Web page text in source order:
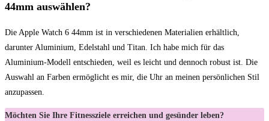
44mm auswählen?
Die⁤ Apple Watch 6 44mm ist in‌ verschiedenen Materialien erhältlich,
darunter Aluminium, Edelstahl ⁢und Titan. Ich habe mich für das
Aluminium-Modell entschieden, weil es leicht und dennoch ‍robust ist. Die
Auswahl an Farben⁣ ermöglicht es mir,⁢ die Uhr an meinen persönlichen Stil
anzupassen.
Möchten Sie Ihre Fitnessziele erreichen und gesünder leben?